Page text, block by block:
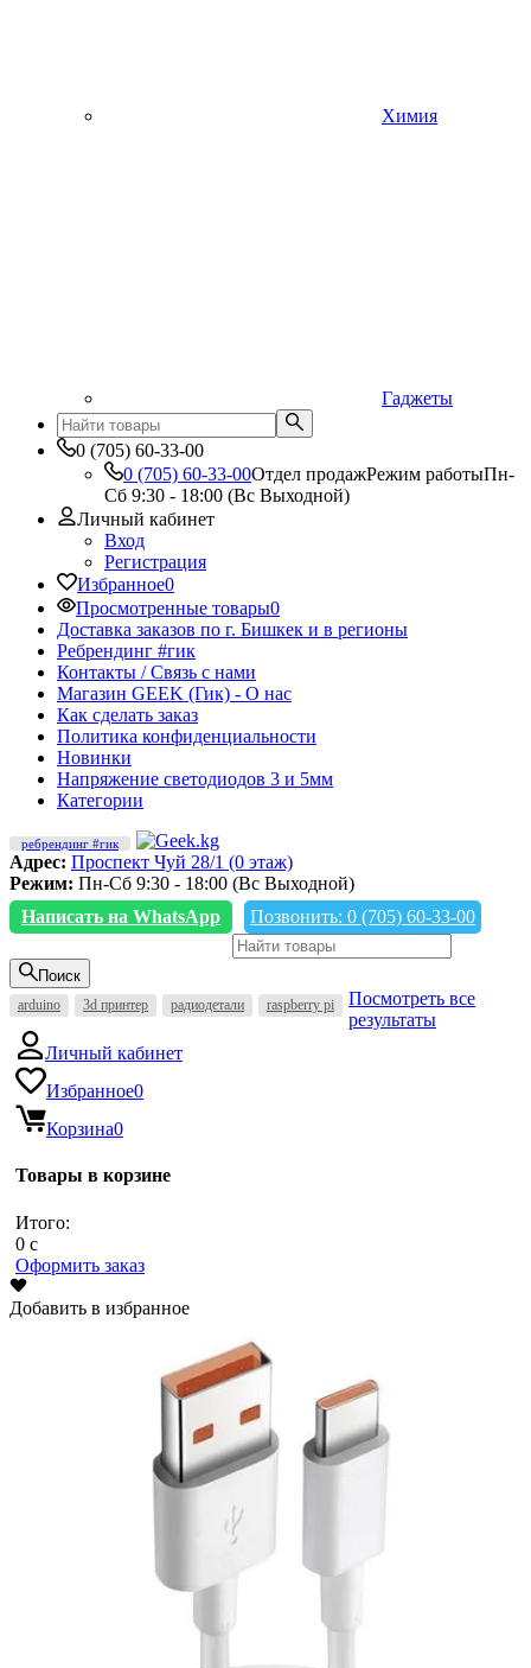
Химия
Гаджеты
0 (705) 60-33-00
0 (705) 60-33-00Отдел продажРежим работыПн-
Сб 9:30 - 18:00 (Вс Выходной)
Личный кабинет
Вход
Регистрация
Избранное0
Просмотренные товары0
Доставка заказов по г. Бишкек и в регионы
Ребрендинг #гик
Контакты / Связь с нами
Магазин GEEK (Гик) - О нас
Как сделать заказ
Политика конфиденциальности
Новинки
Напряжение светодиодов 3 и 5мм
Категории
ребрендинг #гик
Адрес: Проспект Чуй 28/1 (0 этаж)
Режим: Пн-Сб 9:30 - 18:00 (Вс Выходной)
Написать на WhatsApp
Позвонить: 0 (705) 60-33-00
Поиск
arduino 3d принтер радиодетали raspberry pi
Посмотреть все
результаты
Личный кабинет
Избранное0
Корзина0
Товары в корзине
Итого:
0 c
Оформить заказ
Добавить в избранное